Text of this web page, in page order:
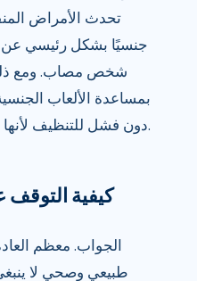
جنسيًا بشكل رئيسي عن
شخص مصاب. ومع
بمساعدة الألعاب
دون فشل للتنظيف لأنها قد تضاعف البكتيريا الضارة.
5. كيفية
الجواب. معظم
طبيعي وصحي لا